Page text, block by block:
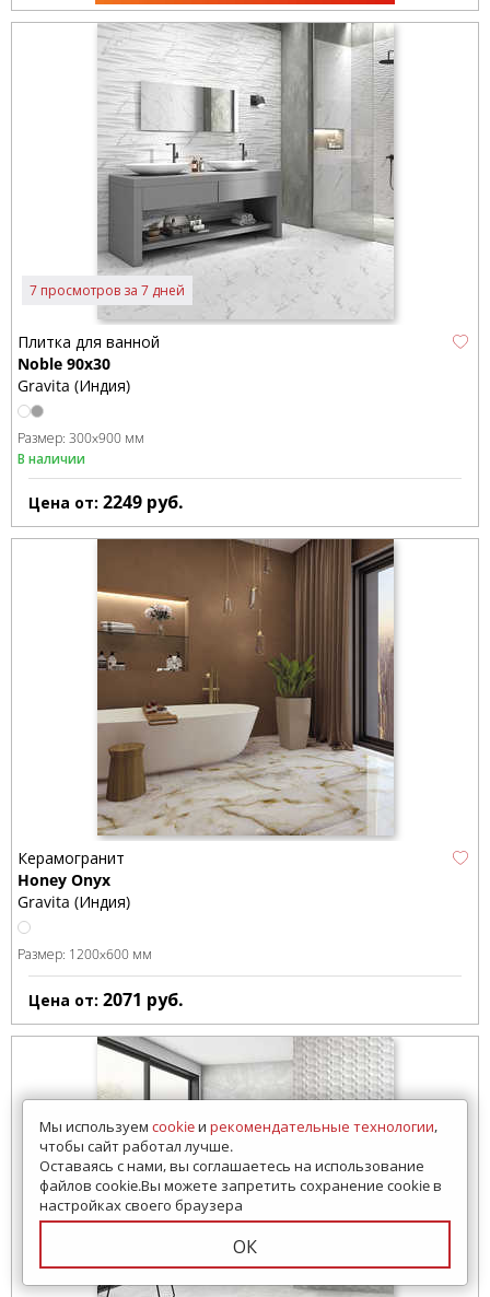
7 просмотров за 7 дней
Плитка для ванной
Noble 90x30
Gravita (Индия)
Размер: 300x900 мм
В наличии
Цена от: 2249 руб.
Керамогранит
Honey Onyx
Gravita (Индия)
Размер: 1200x600 мм
Цена от: 2071 руб.
Мы используем cookieи рекомендательные технологии,
чтобы сайт работал лучше.
Оставаясь с нами, вы соглашаетесь на использование
файлов cookie.Вы можете запретить сохранение cookie в
настройках своего браузера
ОК